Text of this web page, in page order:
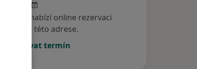
nenabízí online rezervaci
na této adrese.
Rezervovat termín